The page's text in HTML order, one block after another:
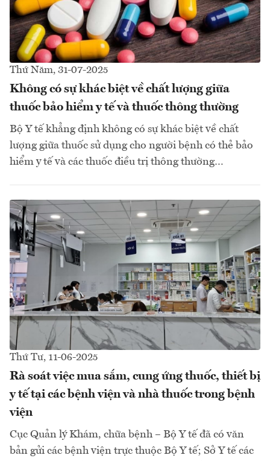
Thứ Năm, 31-07-2025
Không có sự khác biệt về chất lượng giữa
thuốc bảo hiểm y tế và thuốc thông thường
Bộ Y tế khẳng định không có sự khác biệt về chất
lượng giữa thuốc sử dụng cho người bệnh có thẻ bảo
hiểm y tế và các thuốc điều trị thông thường…
Thứ Tư, 11-06-2025
Rà soát việc mua sắm, cung ứng thuốc, thiết bị
y tế tại các bệnh viện và nhà thuốc trong bệnh
viện
Cục Quản lý Khám, chữa bệnh – Bộ Y tế đã có văn
bản gửi các bệnh viện trực thuộc Bộ Y tế; Sở Y tế các